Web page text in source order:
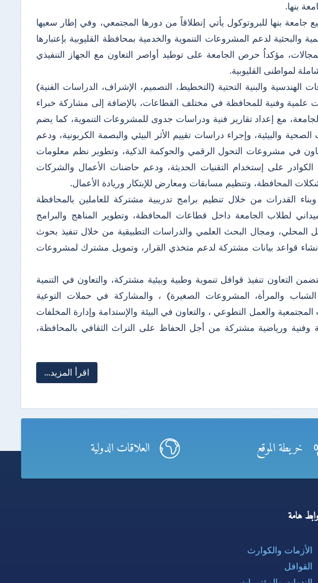
بنها.
جامعة بنها للبروتوكول يأتي إنطلاقاً من دورها المجتمعي، وفي إطار سعيها
والبحثية لدعم المشروعات التنموية والخدمية بمحافظة القليوبية بإعتبارها
مؤكداُ حرص الجامعة على توطيد أواصر التعاون مع الجهاز التنفيذي
لمواطنى القليوبية.
والبنية التحتية (التخطيط، التصميم، الإشراف، الدراسات الفنية)
وفنية للمحافظة في مختلف القطاعات، بالإضافة إلى مشاركة خبراء
مع إعداد تقارير فنية ودراسات جدوى للمشروعات التنموية، كما يضم
والبيئية، وإجراء دراسات تقييم الأثر البيئي والبصمة الكربونية، ودعم
في مشروعات التحول الرقمي والحوكمة الذكية، وتطوير نظم معلومات
على إستخدام التقنيات الحديثة، ودعم حاضنات الأعمال والشركات
المحافظة، وتنظيم مسابقات ومعارض للإبتكار وريادة الأعمال.
القدرات من خلال تنظيم برامج تدريبية مشتركة للعاملين بالمحافظة
لطلاب الجامعة داخل قطاعات المحافظة، وتطوير المناهج والبرامج
المحلي، ومجال البحث العلمي والدراسات التطبيقية من خلال تنفيذ بحوث
قواعد بيانات مشتركة لدعم متخذي القرار، وتمويل مشترك لمشروعات
التعاون تنفيذ قوافل تنموية وطبية وبيئية مشتركة، والتعاون في التنمية
الشباب والمرأة، المشروعات الصغيرة) ، والمشاركة في حملات التوعية
المجتمعية والعمل التطوعي ، والتعاون في البيئة والإستدامة وإدارة المخلفات
وفنية ورياضية مشتركة من أجل الحفاظ على التراث الثقافي بالمحافظة،
اقرأ المزيد...
خريطة الموقع العلاقات الدولية
هامة
الأزمات والكوارث
القوافل